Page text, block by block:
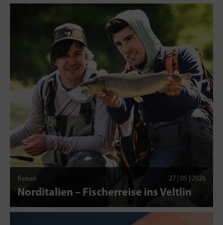
Reisen 27 | 05 | 2026
Norditalien – Fischerreise ins Veltlin